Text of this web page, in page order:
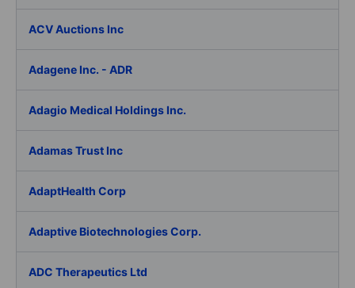
ACV Auctions Inc
Adagene Inc. - ADR
Adagio Medical Holdings Inc.
Adamas Trust Inc
AdaptHealth Corp
Adaptive Biotechnologies Corp.
ADC Therapeutics Ltd